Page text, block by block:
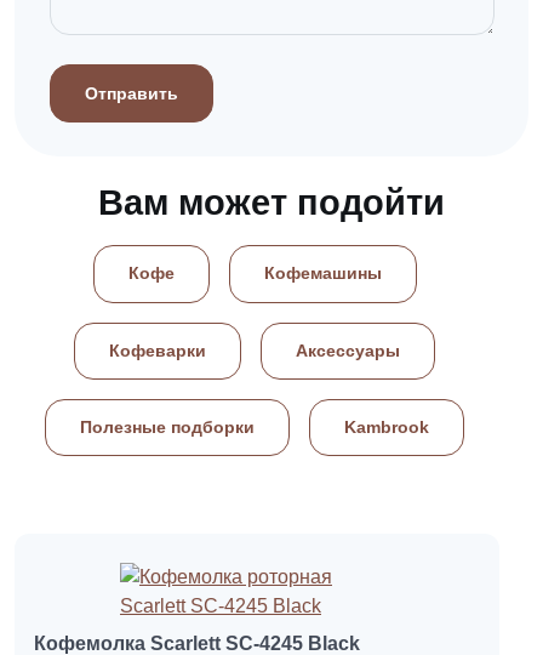
Отправить
Вам может подойти
Кофе Кофемашины
Кофеварки Аксессуары
Полезные подборки Kambrook
Кофемолка Scarlett SC-4245 Black